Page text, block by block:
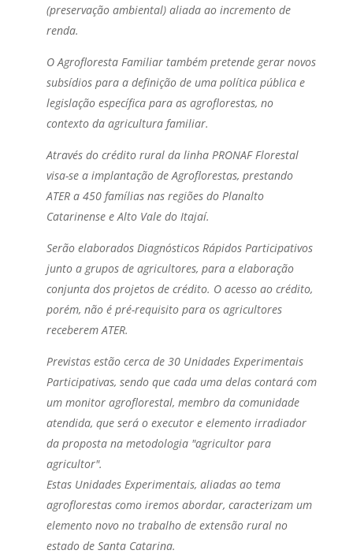
(preservação ambiental) aliada ao incremento de
renda.
O Agrofloresta Familiar também pretende gerar novos
subsídios para a definição de uma política pública e
legislação específica para as agroflorestas, no
contexto da agricultura familiar.
Através do crédito rural da linha PRONAF Florestal
visa-se a implantação de Agroflorestas, prestando
ATER a 450 famílias nas regiões do Planalto
Catarinense e Alto Vale do Itajaí.
Serão elaborados Diagnósticos Rápidos Participativos
junto a grupos de agricultores, para a elaboração
conjunta dos projetos de crédito. O acesso ao crédito,
porém, não é pré-requisito para os agricultores
receberem ATER.
Previstas estão cerca de 30 Unidades Experimentais
Participativas, sendo que cada uma delas contará com
um monitor agroflorestal, membro da comunidade
atendida, que será o executor e elemento irradiador
da proposta na metodologia "agricultor para
agricultor".
Estas Unidades Experimentais, aliadas ao tema
agroflorestas como iremos abordar, caracterizam um
elemento novo no trabalho de extensão rural no
estado de Santa Catarina.